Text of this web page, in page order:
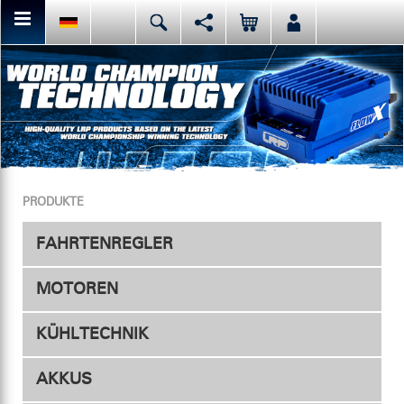
Deutsch English Español
Italiano 日本語
Hier kannst Du den aktuellen Seiteninhalt teilen bzw. liken.
Facebook Mail
Oder like LRP auf Facebook. Das haben vor Dir schon
PRODUKTE
FAHRTENREGLER
MOTOREN
KÜHLTECHNIK
AKKUS